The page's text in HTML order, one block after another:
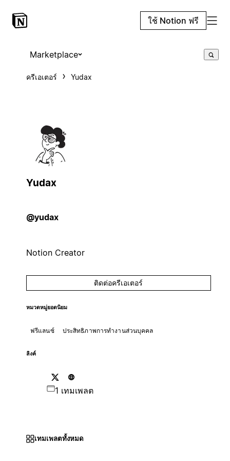
ใช้ Notion ฟรี
Marketplace
ครีเอเตอร์ Yudax
Yudax
@yudax
Notion Creator
ติดต่อครีเอเตอร์
หมวดหมู่ยอดนิยม
ฟรีแลนซ์ ประสิทธิภาพการทำงานส่วนบุคคล
ลิงค์
1 เทมเพลต
เทมเพลตทั้งหมด